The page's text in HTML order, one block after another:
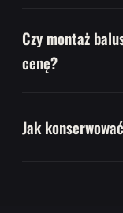
Czy montaż
cenę?
Jak